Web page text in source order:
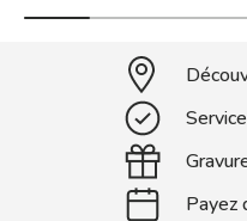
Payez